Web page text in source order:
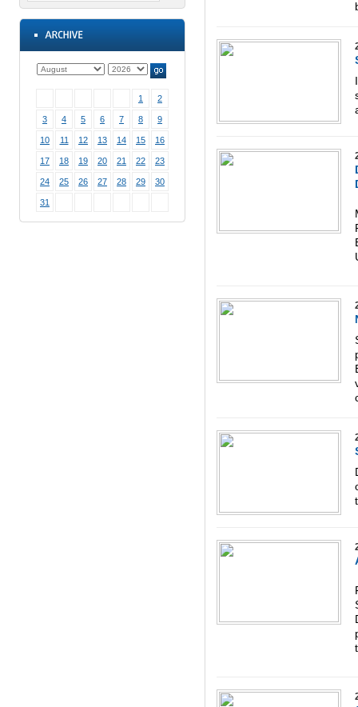
1 2
3 4 5 6 7 8 9
10 11 12 13 14 15 16
17 18 19 20 21 22 23
24 25 26 27 28 29 30
31